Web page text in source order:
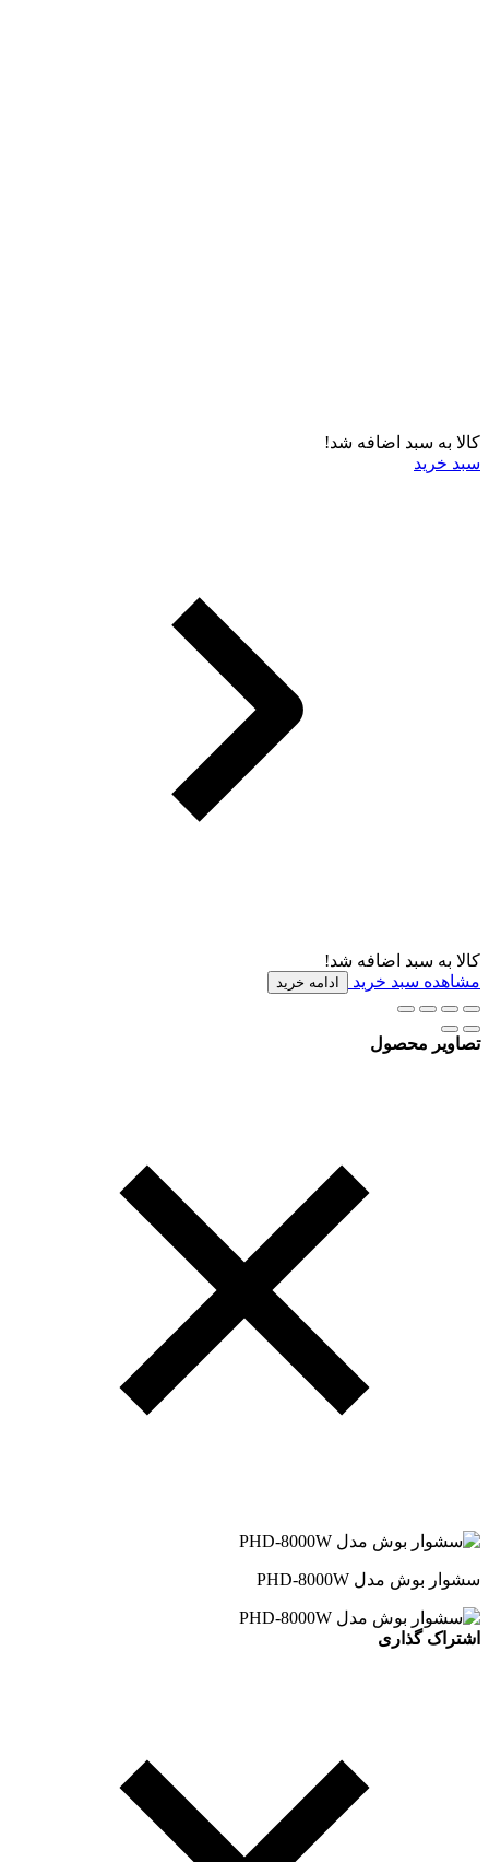
کالا به سبد اضافه شد!
سبد خرید
کالا به سبد اضافه شد!
مشاهده سبد خرید
ادامه خرید
تصاویر محصول
سشوار بوش مدل PHD-8000W
اشتراک گذاری